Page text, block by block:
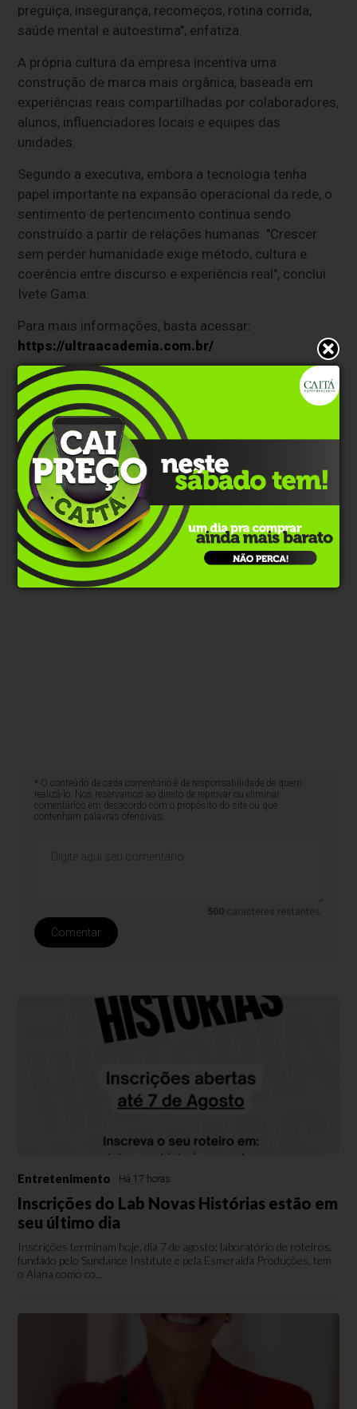
preguiça, insegurança, recomeços, rotina corrida,
saúde mental e autoestima", enfatiza.
A própria cultura da empresa incentiva uma
construção de marca mais orgânica, baseada em
experiências reais compartilhadas por colaboradores,
alunos, influenciadores locais e equipes das
unidades.
Segundo a executiva, embora a tecnologia tenha
papel importante na expansão operacional da rede, o
sentimento de pertencimento continua sendo
construído a partir de relações humanas. "Crescer
sem perder humanidade exige método, cultura e
coerência entre discurso e experiência real", conclui
Ivete Gama.
Para mais informações, basta acessar:
https://ultraacademia.com.br/
Clique aqui e faça parte do nosso grupo no
WhatsApp
* O conteúdo de cada comentário é de responsabilidade de quem
realizá-lo. Nos reservamos ao direito de reprovar ou eliminar
comentários em desacordo com o propósito do site ou que
contenham palavras ofensivas.
500 caracteres restantes.
Comentar
Entretenimento Há 17 horas
Inscrições do Lab Novas Histórias estão em
seu último dia
Inscrições terminam hoje, dia 7 de agosto; laboratório de roteiros,
fundado pelo Sundance Institute e pela Esmeralda Produções, tem
o Alana como co...